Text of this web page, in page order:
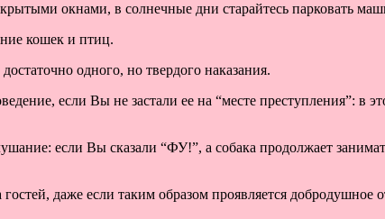
окнами, в солнечные дни старайтесь парковать
кошек и птиц.
одного, но твердого наказания.
если Вы не застали ее на “месте преступления”: в
если Вы сказали “ФУ!”, а собака продолжает
гостей, даже если таким образом проявляется